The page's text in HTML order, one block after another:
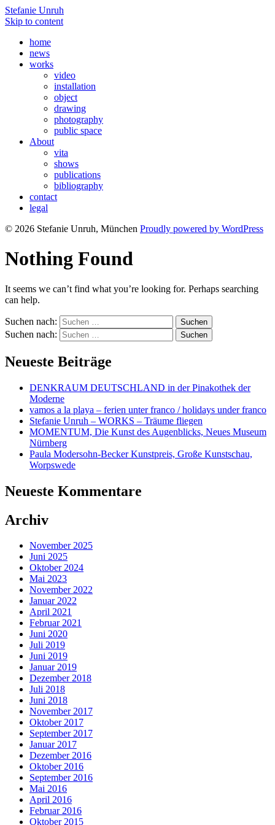
Stefanie Unruh
Skip to content
home
news
works
video
installation
object
drawing
photography
public space
About
vita
shows
publications
bibliography
contact
legal
© 2026 Stefanie Unruh, München Proudly powered by WordPress
Nothing Found
It seems we can’t find what you’re looking for. Perhaps searching
can help.
Suchen nach:
Suchen nach:
Neueste Beiträge
DENKRAUM DEUTSCHLAND in der Pinakothek der
Moderne
vamos a la playa – ferien unter franco / holidays under franco
Stefanie Unruh – WORKS – Träume fliegen
MOMENTUM, Die Kunst des Augenblicks, Neues Museum
Nürnberg
Paula Modersohn-Becker Kunstpreis, Große Kunstschau,
Worpswede
Neueste Kommentare
Archiv
November 2025
Juni 2025
Oktober 2024
Mai 2023
November 2022
Januar 2022
April 2021
Februar 2021
Juni 2020
Juli 2019
Juni 2019
Januar 2019
Dezember 2018
Juli 2018
Juni 2018
November 2017
Oktober 2017
September 2017
Januar 2017
Dezember 2016
Oktober 2016
September 2016
Mai 2016
April 2016
Februar 2016
Oktober 2015